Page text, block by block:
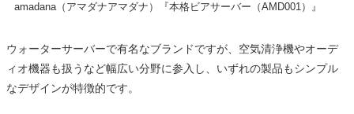
amadana（アマダナアマダナ）『本格ビアサーバー（AMD001）』
ウォーターサーバーで有名なブランドですが、空気清浄機やオーデ
ィオ機器も扱うなど幅広い分野に参入し、いずれの製品もシンプル
なデザインが特徴的です。